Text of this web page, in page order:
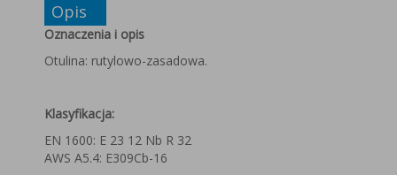
Opis
Oznaczenia i opis
Otulina: rutylowo-zasadowa.
Klasyfikacja:
EN 1600: E 23 12 Nb R 32
AWS A5.4: E309Cb-16